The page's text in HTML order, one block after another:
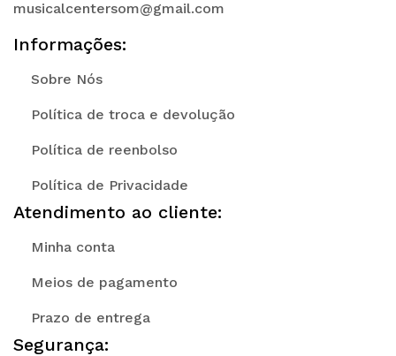
musicalcentersom@gmail.com
Informações:
Sobre Nós
Política de troca e devolução
Política de reenbolso
Política de Privacidade
Atendimento ao cliente:
Minha conta
Meios de pagamento
Prazo de entrega
Segurança: